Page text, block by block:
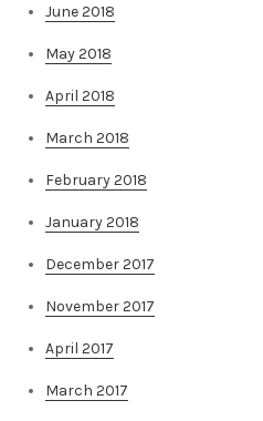
June 2018
May 2018
April 2018
March 2018
February 2018
January 2018
December 2017
November 2017
April 2017
March 2017